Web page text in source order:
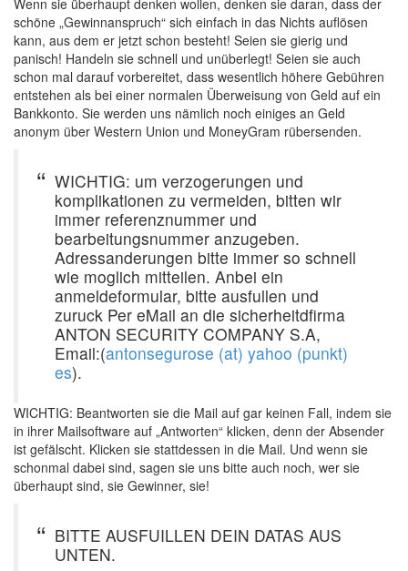
Wenn sie überhaupt denken wollen, denken sie daran, dass der
schöne „Gewinnanspruch“ sich einfach in das Nichts auflösen
kann, aus dem er jetzt schon besteht! Seien sie gierig und
panisch! Handeln sie schnell und unüberlegt! Seien sie auch
schon mal darauf vorbereitet, dass wesentlich höhere Gebühren
entstehen als bei einer normalen Überweisung von Geld auf ein
Bankkonto. Sie werden uns nämlich noch einiges an Geld
anonym über Western Union und MoneyGram rübersenden.
WICHTIG: um verzogerungen und
komplikationen zu vermeiden, bitten wir
immer referenznummer und
bearbeitungsnummer anzugeben.
Adressanderungen bitte immer so schnell
wie moglich mitteilen. Anbei ein
anmeldeformular, bitte ausfullen und
zuruck Per eMail an die sicherheitdfirma
ANTON SECURITY COMPANY S.A,
Email:(antonsegurose (at) yahoo (punkt)
es).
WICHTIG: Beantworten sie die Mail auf gar keinen Fall, indem sie
in ihrer Mailsoftware auf „Antworten“ klicken, denn der Absender
ist gefälscht. Klicken sie stattdessen in die Mail. Und wenn sie
schonmal dabei sind, sagen sie uns bitte auch noch, wer sie
überhaupt sind, sie Gewinner, sie!
BITTE AUSFUILLEN DEIN DATAS AUS
UNTEN.